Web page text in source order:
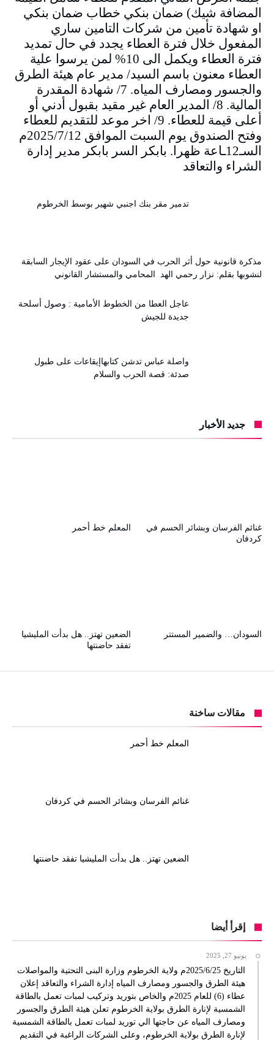
المضافة شيك) ضمان بنكي خطاب ضمان بنكي
او شهادة تأمين من شركات التامين ساري
المفعول خلال فترة العطاء يجدد في حال تمديد
فترة العطاء ويكمل الى 10% لمن يرسوا علية
العطاء معنون باسم السيد/ مدير عام هيئة الطرق
والجسور ومصارف المياه. 7/ شهادة المقدرة
المالية. 8/ المدير العام غير مقيد بقبول أدني أو
أعلى قيمة للعطاء. 9/ اخر موعد للتقديم للعطاء
وفتح الصندوق يوم السبت الموافق 2025/7/12م
السـ12ـاعة ظهرا. بابكر السر بابكر مدير إدارة
الشراء والتعاقد
تدمير مقر بنك اجنبي شهير بوسط الخرطوم
مذكرة قانونية حول أثر الحرب في السودان على عقود الإيجار السابقة
لنشوبها بقلم: نزار رحمي الهد المحامي والمستشار القانوني
عاجل العطا من الخطوط الأمامية : وصول أسلحة
جديدة للجيش
واصلة عباس تدشن كتابهاإيقاعات على طبول
صدئة: قصة الحرب والسلام
جديد الأخبار
المعلم خط أحمر
غنائم الفرسان وبشائر الحسم في
كردفان
الضعين تهتز.. هل بدأت المليشيا
تفقد حاضنتها
السودان… والضمير المستتر
مقالات ساخنة
المعلم خط أحمر
غنائم الفرسان وبشائر الحسم في كردفان
الضعين تهتز.. هل بدأت المليشيا تفقد حاضنتها
إقرأ أيضا
يونيو 27, 2025
التاريخ 2025/6/25م ولاية الخرطوم وزارة البنى التحتية والمواصلات
هيئة الطرق والجسور ومصارف المياه إدارة الشراء والتعاقد إعلان
عطاء (6) للعام 2025م والخاص بتوريد وتركيب لمبات تعمل بالطاقة
الشمسية لإنارة الطرق بولاية الخرطوم تعلن هيئة الطرق والجسور
ومصارف المياه عن حاجتها الي توريد لمبات تعمل بالطاقة الشمسية
لإنارة الطرق بولاية الخرطوم، وعلى الشركات الراغبة في التقديم